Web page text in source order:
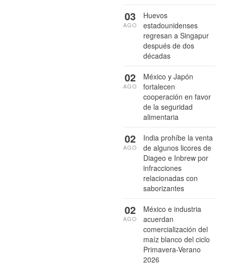
Huevos
estadounidenses
regresan a Singapur
después de dos
décadas
03
AGO
México y Japón
fortalecen
cooperación en favor
de la seguridad
alimentaria
02
AGO
India prohíbe la venta
de algunos licores de
Diageo e Inbrew por
infracciones
relacionadas con
saborizantes
02
AGO
México e industria
acuerdan
comercialización del
maíz blanco del ciclo
Primavera-Verano
2026
02
AGO